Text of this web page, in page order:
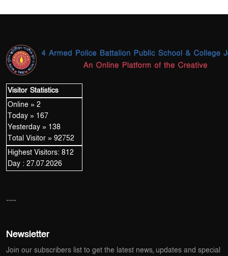
Visitor Statistics
Online » 2
Today » 167
Yesterday » 138
Total Visitor » 92752
Highest Visitors: 812
Day : 27.07.2026
----
Newsletter
Join our subscribers list to get the latest news, updates and special